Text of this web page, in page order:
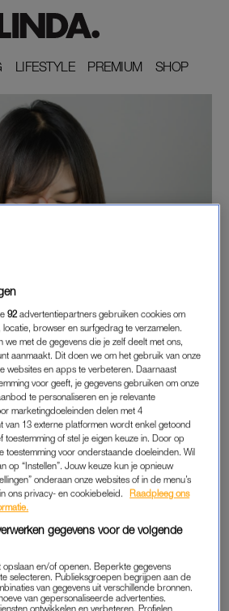
LIFESTYLE
LIFESTYLE PREMIUM
PREMIUM SHOP
SHOP
EN ADVIESNUMMER
VROUWEN'
LINDA.
Crimineel Omar L. naar
zwaarbewaakte gevangenis
Vught gebracht
Zo
LINDA.
Ontsnappingspoging
verijdeld bij gevangenis
Zutphen, vier mensen
opgepakt
foto's
BEETJE BIJBLIJVEN
vocabulaire uit met het
Coronawoordenboek
92 advertentiepartners gebruiken cookies om
browser en surfgedrag te verzamelen.
we met de gegevens die je zelf deelt met ons,
aanmaakt. Dit doen we om het gebruik van onze
websites en apps te verbeteren. Daarnaast
voor geeft, je gegevens gebruiken om onze
te personaliseren en je relevante
marketingdoeleinden delen met 4
van 13 externe platformen wordt enkel getoond
toestemming of stel je eigen keuze in. Door op
toestemming voor onderstaande doeleinden. Wil
op “Instellen”. Jouw keuze kun je opnieuw
onderaan onze websites of in de menu’s
ons privacy- en cookiebeleid.
Raadpleeg ons
gegevens voor de volgende
en/of openen. Beperkte gegevens
selecteren. Publieksgroepen begrijpen aan de
van gegevens uit verschillende bronnen.
van gepersonaliseerde advertenties.
ontwikkelen en verbeteren. Profielen